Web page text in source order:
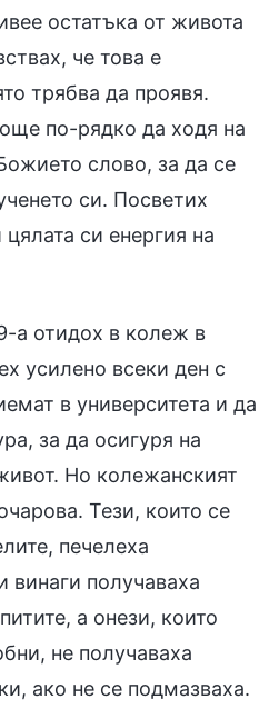
остатъка от живота
че това е
трябва да проявя.
по-рядко да ходя на
слово, за да се
си. Посветих
си енергия на
а отидох в колеж в
усилено всеки ден с
в университета и да
за да осигуря на
Но колежанският
Тези, които се
печелеха
винаги получаваха
а онези, които
не получаваха
ако не се подмазваха.